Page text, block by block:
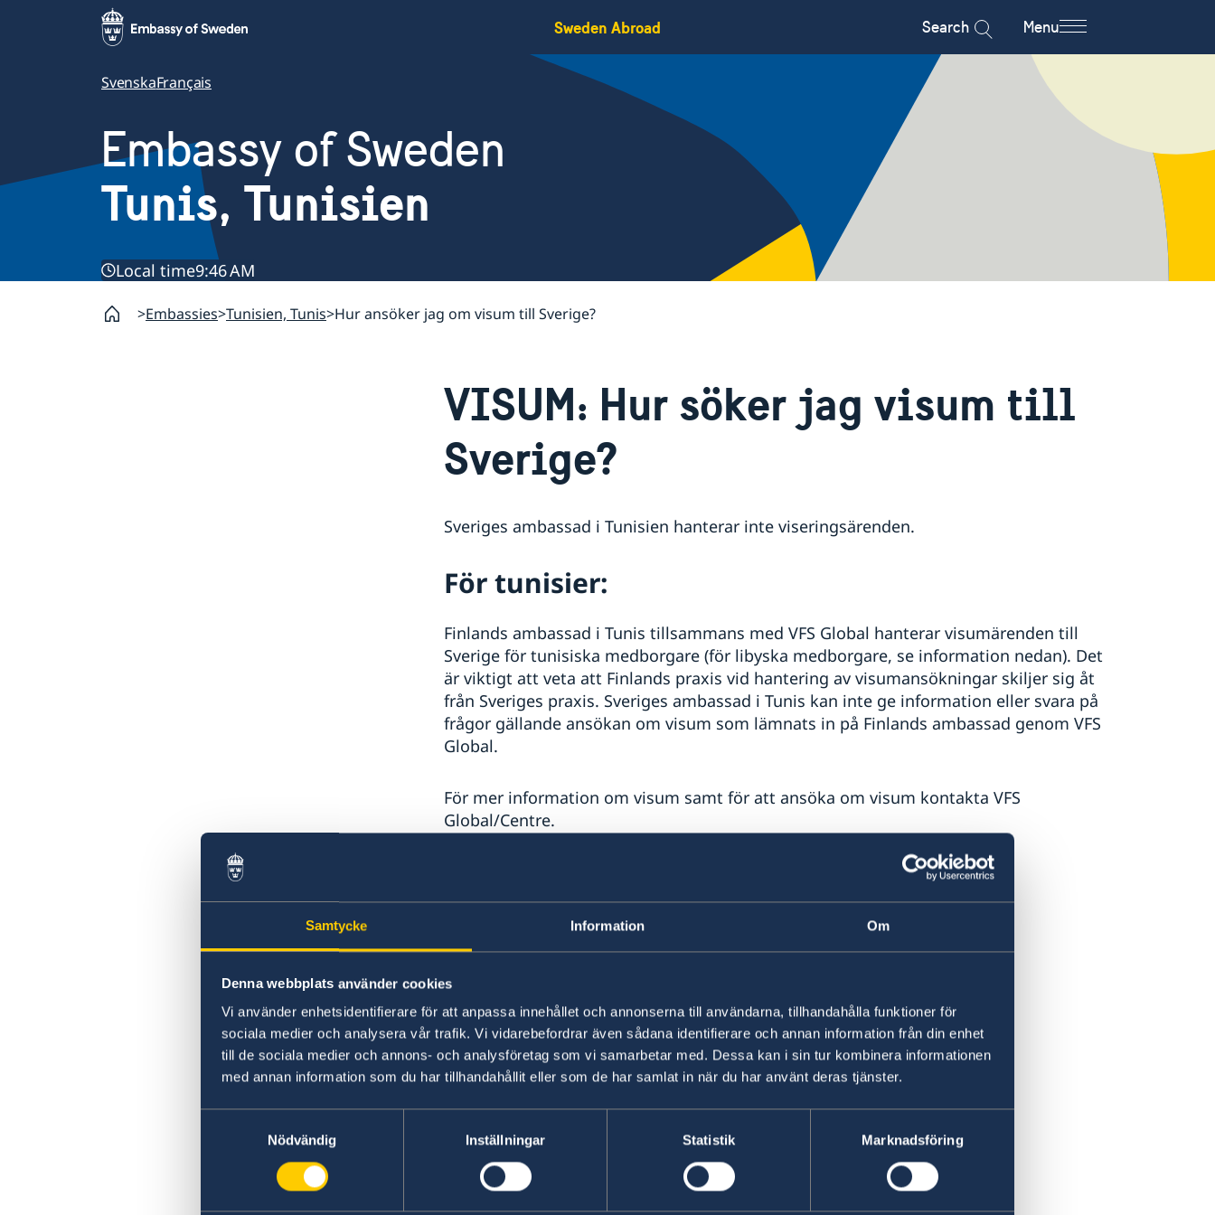
Samtycke Information Om
Denna webbplats använder cookies
Vi använder enhetsidentifierare för att anpassa innehållet och annonserna till användarna, tillhandahålla funktioner för
sociala medier och analysera vår trafik. Vi vidarebefordrar även sådana identifierare och annan information från din enhet
till de sociala medier och annons- och analysföretag som vi samarbetar med. Dessa kan i sin tur kombinera informationen
med annan information som du har tillhandahållit eller som de har samlat in när du har använt deras tjänster.
Nödvändig
Inställningar Statistik Marknadsföring
Sweden Abroad Search Menu
SvenskaFrançais
Embassy of Sweden
Tunis, Tunisien
Local time9:46 AM
Embassies Tunisien, Tunis Hur ansöker jag om visum till Sverige?
VISUM: Hur söker jag visum till
Sverige?
Sveriges ambassad i Tunisien hanterar inte viseringsärenden.
För tunisier:
Finlands ambassad i Tunis tillsammans med VFS Global hanterar visumärenden till
Sverige för tunisiska medborgare (för libyska medborgare, se information nedan). Det
är viktigt att veta att Finlands praxis vid hantering av visumansökningar skiljer sig åt
från Sveriges praxis. Sveriges ambassad i Tunis kan inte ge information eller svara på
frågor gällande ansökan om visum som lämnats in på Finlands ambassad genom VFS
Global.
För mer information om visum samt för att ansöka om visum kontakta VFS
Global/Centre.
Centre de demande de visa
Rue de Lac Léman, Les Berges du Lac, Tunis 1053.
Hemsida:www.vfsglobal.com/finland/tunisia
Telefon: +216 70 145 756
För libyer: